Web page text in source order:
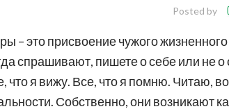
Posted by
– это присвоение чужого
спрашивают, пишете о себе или не
что я вижу. Все, что я помню.
Собственно, они возникают